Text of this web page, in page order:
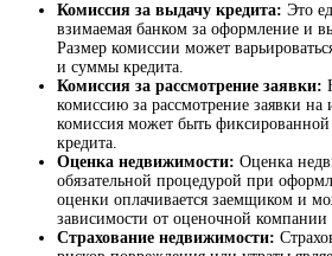
Комиссия за выдачу кредита: Это
взимаемая банком за оформление и
Размер комиссии может
и суммы кредита.
Комиссия за рассмотрение заявки:
комиссию за рассмотрение заявки на
комиссия может быть
кредита.
Оценка недвижимости: Оценка
обязательной процедурой при
оценки оплачивается заемщиком и
зависимости от оценочной
Страхование недвижимости: